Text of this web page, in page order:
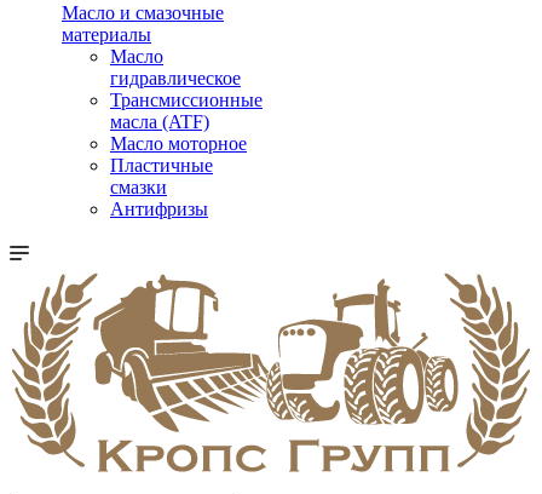
Масло и смазочные
материалы
Масло
гидравлическое
Трансмиссионные
масла (ATF)
Масло моторное
Пластичные
смазки
Антифризы